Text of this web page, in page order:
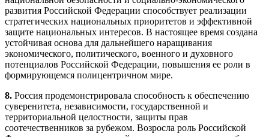
развития Российской Федерации способствует реализации
стратегических национальных приоритетов и эффективной
защите национальных интересов. В настоящее время создана
устойчивая основа для дальнейшего наращивания
экономического, политического, военного и духовного
потенциалов Российской Федерации, повышения ее роли в
формирующемся полицентричном мире.
8. Россия продемонстрировала способность к обеспечению
суверенитета, независимости, государственной и
территориальной целостности, защиты прав
соотечественников за рубежом. Возросла роль Российской